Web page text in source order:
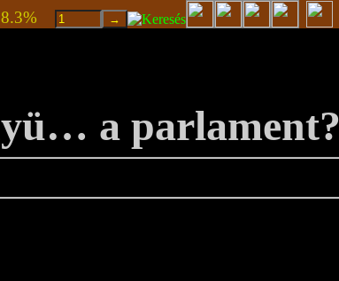
8.3%
a parlament?